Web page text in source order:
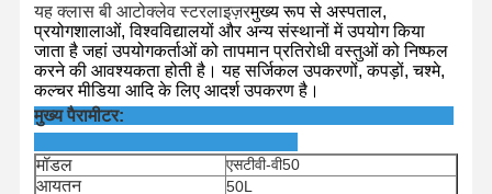
यह क्लास बी आटोक्लेव स्टरलाइज़रमुख्य रूप से अस्पताल,
प्रयोगशालाओं, विश्वविद्यालयों और अन्य संस्थानों में उपयोग किया
जाता है जहां उपयोगकर्ताओं को तापमान प्रतिरोधी वस्तुओं को निष्फल
करने की आवश्यकता होती है। यह सर्जिकल उपकरणों, कपड़ों, चश्मे,
कल्चर मीडिया आदि के लिए आदर्श उपकरण है।
मुख्य पैरामीटर:
मॉडल एसटीवी-वी50
आयतन 50L